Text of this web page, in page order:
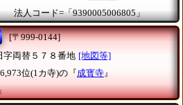
法人コード=「9390005006805」
[〒999-0144]
字両替５７８番地 [地図等]
位(1カ寺)の『成寳寺』